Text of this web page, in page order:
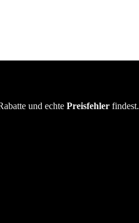
und echte Preisfehler findest.